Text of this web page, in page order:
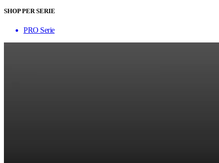
SHOP PER SERIE
PRO Serie